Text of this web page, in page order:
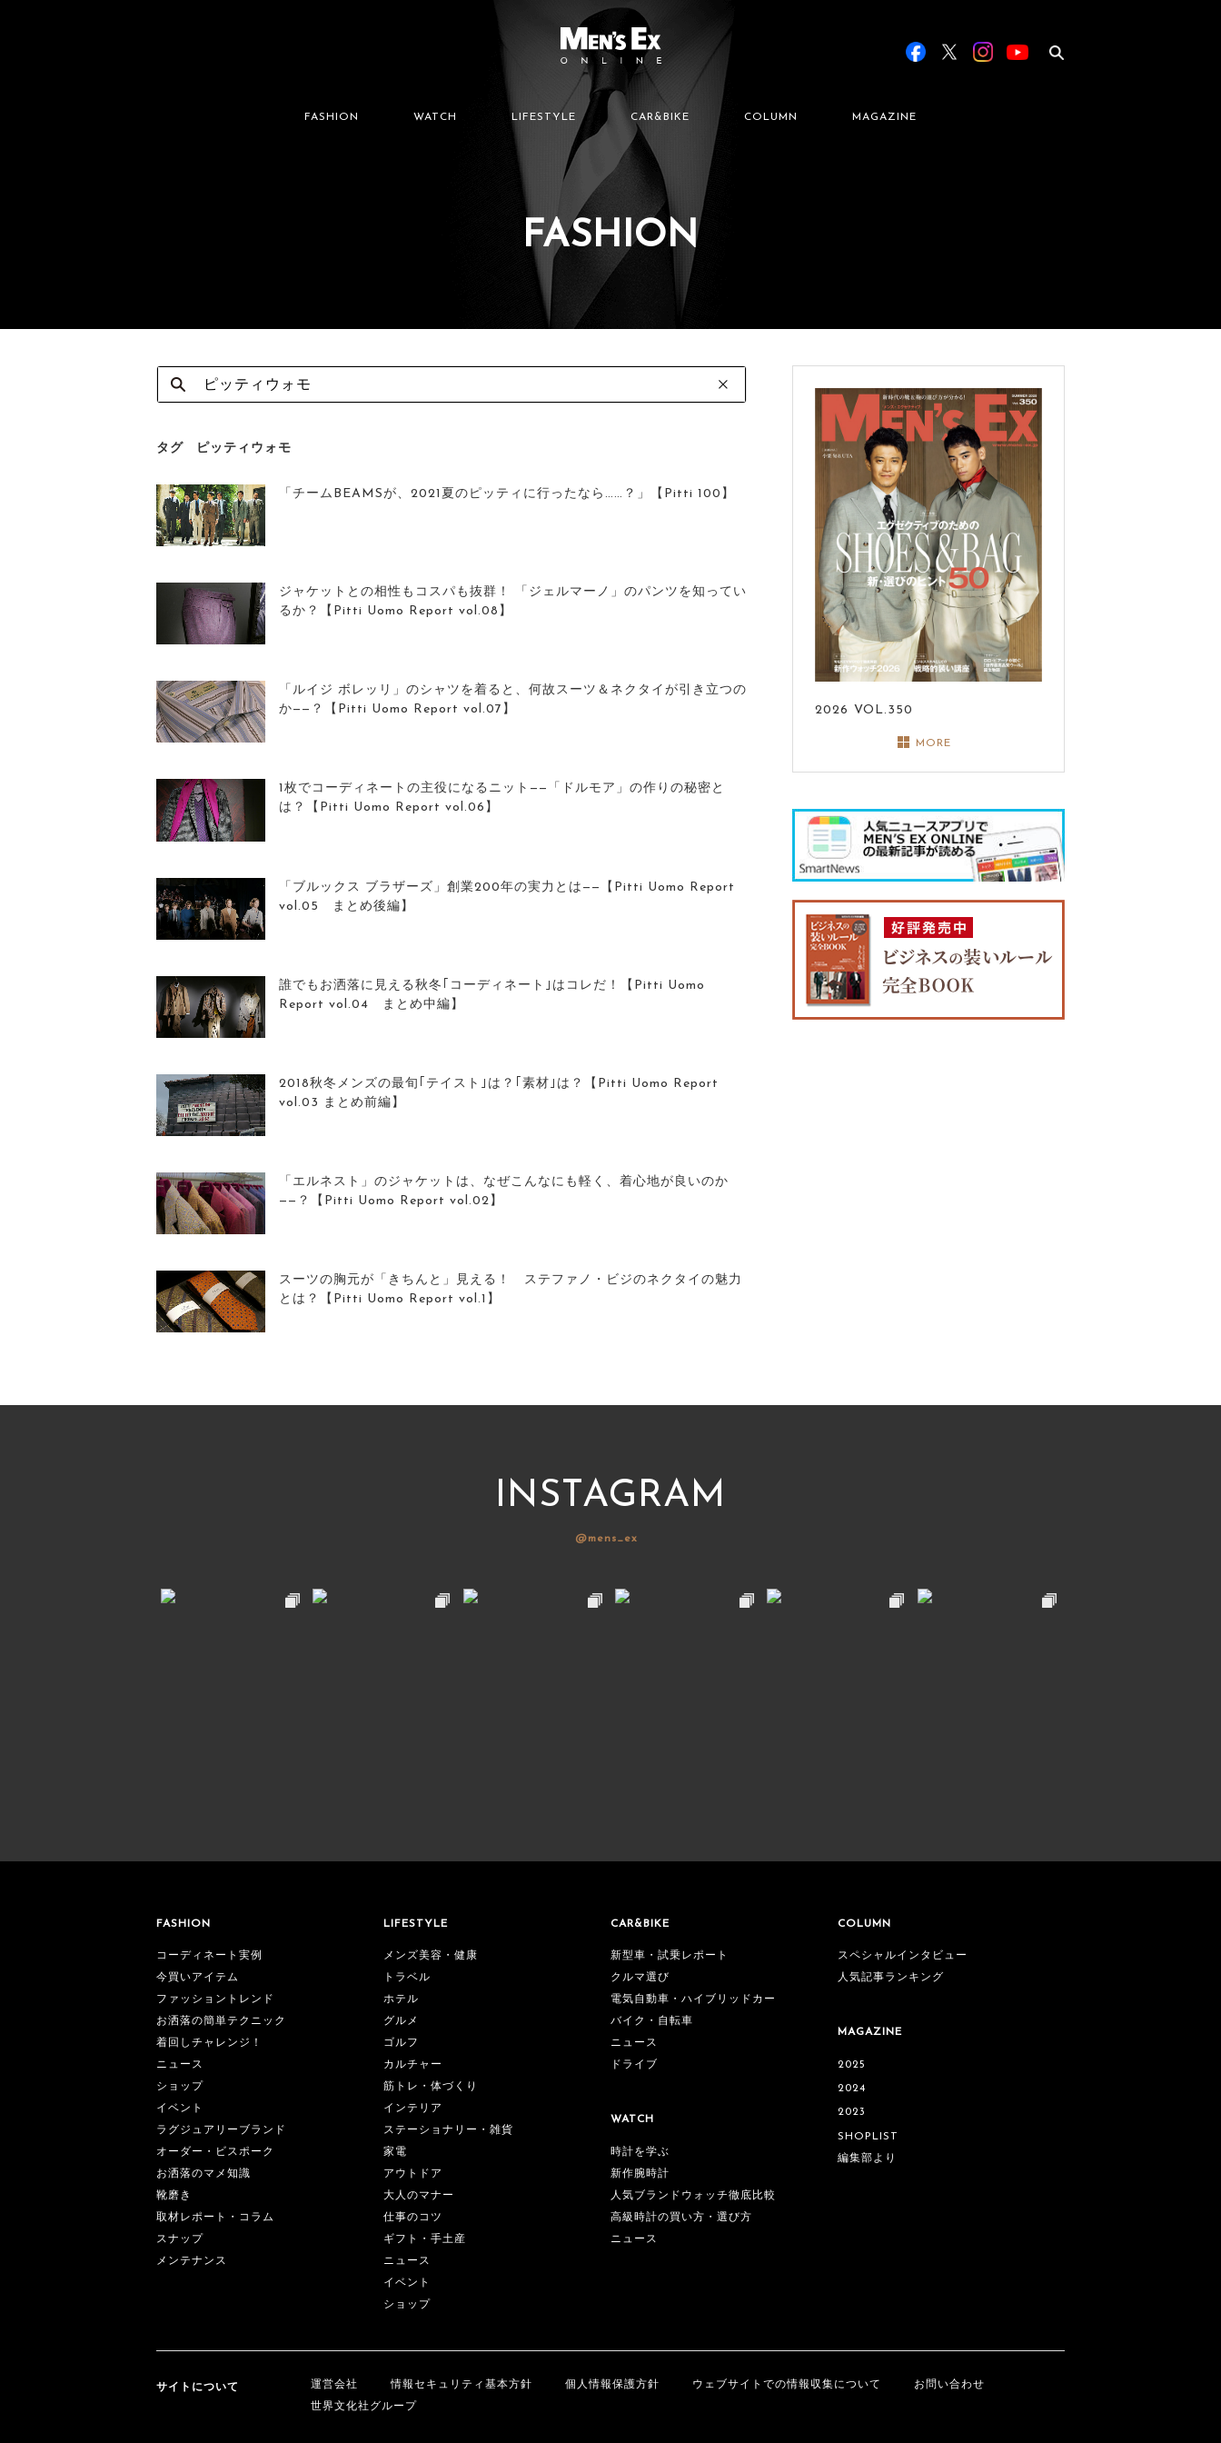
FASHION WATCH LIFESTYLE CAR&BIKE COLUMN MAGAZINE
FASHION
タグ ピッティウォモ
「チームBEAMSが、2021夏のピッティに行ったなら……？」【Pitti 100】
ジャケットとの相性もコスパも抜群！ 「ジェルマーノ」のパンツを知ってい
るか？【Pitti Uomo Report vol.08】
「ルイジ ボレッリ」のシャツを着ると、何故スーツ＆ネクタイが引き立つの
か——？【Pitti Uomo Report vol.07】
1枚でコーディネートの主役になるニット——「ドルモア」の作りの秘密と
は？【Pitti Uomo Report vol.06】
「ブルックス ブラザーズ」創業200年の実力とは——【Pitti Uomo Report
vol.05 まとめ後編】
誰でもお洒落に見える秋冬｢コーディネート｣はコレだ！【Pitti Uomo
Report vol.04 まとめ中編】
2018秋冬メンズの最旬｢テイスト｣は？｢素材｣は？【Pitti Uomo Report
vol.03 まとめ前編】
「エルネスト」のジャケットは、なぜこんなにも軽く、着心地が良いのか
——？【Pitti Uomo Report vol.02】
スーツの胸元が「きちんと」見える！ ステファノ・ビジのネクタイの魅力
とは？【Pitti Uomo Report vol.1】
2026 VOL.350
MORE
INSTAGRAM
@mens_ex
FASHION
コーディネート実例
今買いアイテム
ファッショントレンド
お洒落の簡単テクニック
着回しチャレンジ！
ニュース
ショップ
イベント
ラグジュアリーブランド
オーダー・ビスポーク
お洒落のマメ知識
靴磨き
取材レポート・コラム
スナップ
メンテナンス
LIFESTYLE
メンズ美容・健康
トラベル
ホテル
グルメ
ゴルフ
カルチャー
筋トレ・体づくり
インテリア
ステーショナリー・雑貨
家電
アウトドア
大人のマナー
仕事のコツ
ギフト・手土産
ニュース
イベント
ショップ
CAR&BIKE
新型車・試乗レポート
クルマ選び
電気自動車・ハイブリッドカー
バイク・自転車
ニュース
ドライブ
WATCH
時計を学ぶ
新作腕時計
人気ブランドウォッチ徹底比較
高級時計の買い方・選び方
ニュース
COLUMN
スペシャルインタビュー
人気記事ランキング
MAGAZINE
2025
2024
2023
SHOPLIST
編集部より
サイトについて 運営会社 情報セキュリティ基本方針 個人情報保護方針 ウェブサイトでの情報収集について
お問い合わせ
世界文化社グループ